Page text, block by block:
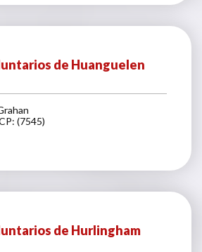
de Huanguelen
(7545)
de Hurlingham